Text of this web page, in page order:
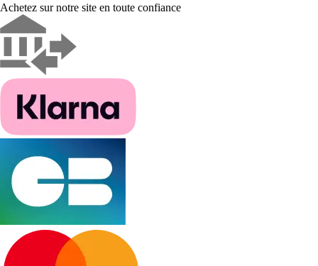
Achetez sur notre site en toute confiance